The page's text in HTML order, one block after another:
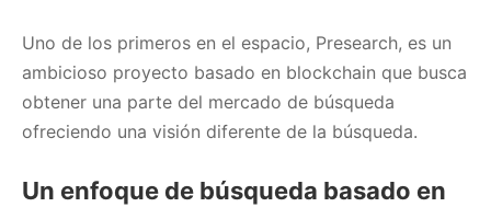
Uno de los primeros en el espacio, Presearch, es un
ambicioso proyecto basado en blockchain que busca
obtener una parte del mercado de búsqueda
ofreciendo una visión diferente de la búsqueda.
Un enfoque de búsqueda basado en